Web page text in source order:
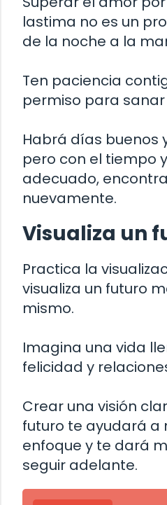
lastima no es un
de la noche a la
Ten paciencia
permiso para
Habrá días buenos
pero con el tiempo
adecuado,
nuevamente.
Visualiza un
Practica la
visualiza un futuro
mismo.
Imagina una vida
felicidad y
Crear una visión
futuro te ayudará a
enfoque y te dará
seguir adelante.